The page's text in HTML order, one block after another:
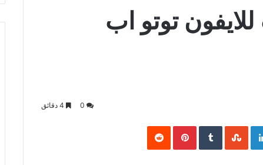
توتو اب
LinkedIn
Pinterest